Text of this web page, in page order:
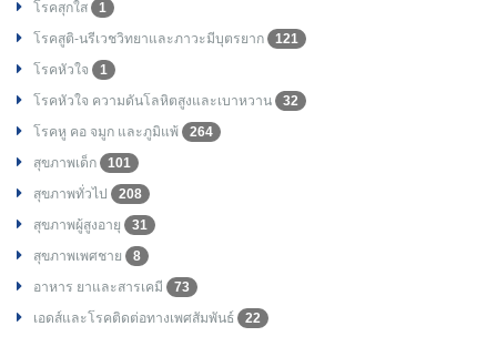
โรคสุกใส
1
โรคสูติ-นรีเวชวิทยาและภาวะมีบุตรยาก
121
โรคหัวใจ
1
โรคหัวใจ ความดันโลหิตสูงและเบาหวาน
32
โรคหู คอ จมูก และภูมิแพ้
264
สุขภาพเด็ก
101
สุขภาพทั่วไป
208
สุขภาพผู้สูงอายุ
31
สุขภาพเพศชาย
8
อาหาร ยาและสารเคมี
73
เอดส์และโรคติดต่อทางเพศสัมพันธ์
22